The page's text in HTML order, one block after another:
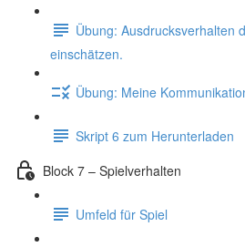
Übung: Ausdrucksverhalten
einschätzen.
Übung: Meine
Skript 6 zum Herunterladen
Block 7 – Spielverhalten
Umfeld für Spiel